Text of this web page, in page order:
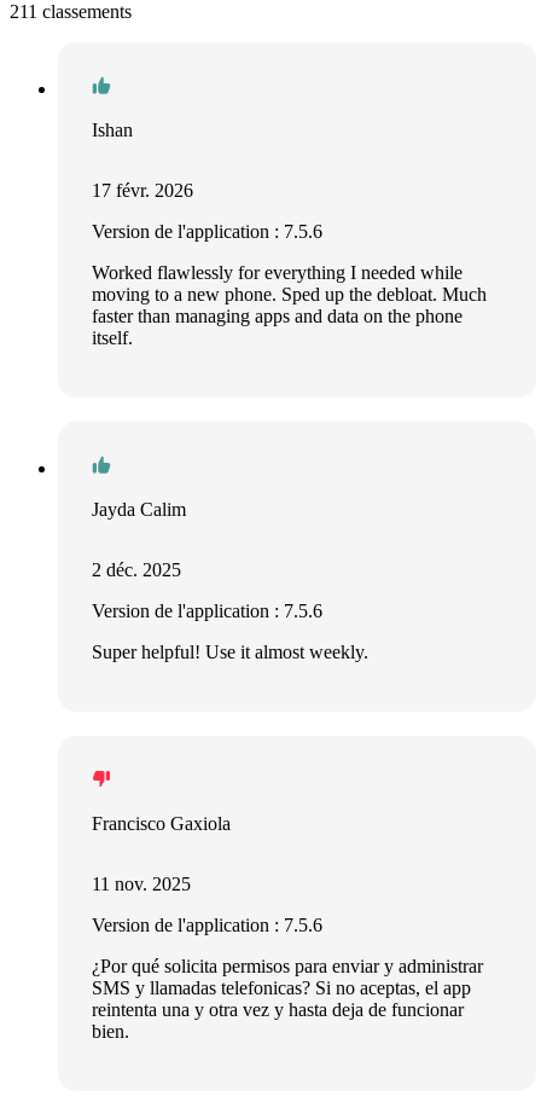
211 classements
Ishan
17 févr. 2026
Version de l'application : 7.5.6
Worked flawlessly for everything I needed while
moving to a new phone. Sped up the debloat. Much
faster than managing apps and data on the phone
itself.
Jayda Calim
2 déc. 2025
Version de l'application : 7.5.6
Super helpful! Use it almost weekly.
Francisco Gaxiola
11 nov. 2025
Version de l'application : 7.5.6
¿Por qué solicita permisos para enviar y administrar
SMS y llamadas telefonicas? Si no aceptas, el app
reintenta una y otra vez y hasta deja de funcionar
bien.